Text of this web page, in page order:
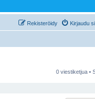
Kirjaudu
Rekisteröidy
0 viestiketjua •